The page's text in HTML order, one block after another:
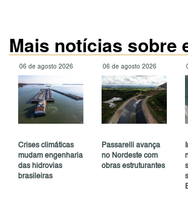
Mais notícias sobre
06 de agosto 2026
Crises climáticas
mudam engenharia
das hidrovias
brasileiras
06 de agosto 2026
Passarelli avança
no Nordeste com
obras estruturantes